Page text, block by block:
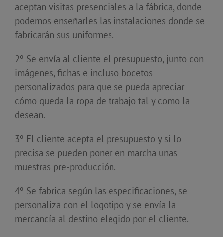
aceptan visitas presenciales a la fábrica, donde
podemos enseñarles las instalaciones donde se
fabricarán sus uniformes.
2º Se envía al cliente el presupuesto, junto con
imágenes, fichas e incluso bocetos
personalizados para que se pueda apreciar
cómo queda la ropa de trabajo tal y como la
desean.
3º El cliente acepta el presupuesto y si lo
precisa se pueden poner en marcha unas
muestras pre-producción.
4º Se fabrica según las especificaciones, se
personaliza con el logotipo y se envía la
mercancía al destino elegido por el cliente.